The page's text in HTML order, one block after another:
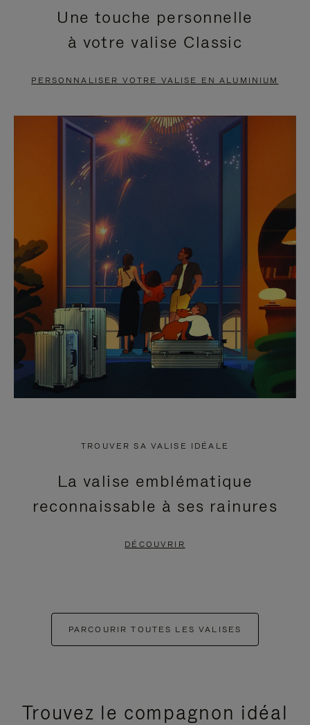
EN
PAUSE,
APPUYEZ
POUR
METTRE
PAUSE
VIDÉO
EST
DÉSACTIVÉ.
CLIQUER
POUR
RÉACTIVER
LE
SON
Une touche personnelle
à votre valise Classic
PERSONNALISER VOTRE VALISE EN ALUMINIUM
TROUVER SA VALISE IDÉALE
La valise emblématique
reconnaissable à ses rainures
DÉCOUVRIR
PARCOURIR TOUTES LES VALISES
Trouvez le compagnon idéal